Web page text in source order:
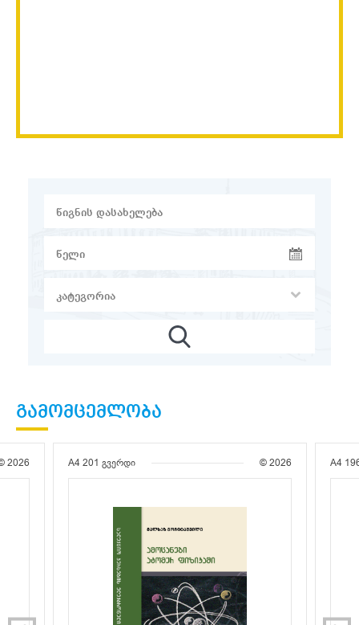
ᲒᲐᲛᲝᲛᲪᲔᲛᲚᲝᲑᲐ
2026 A4 201 გვერდი © 2026 A4